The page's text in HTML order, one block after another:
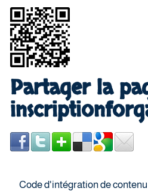
Partager la
Code d'intégration de